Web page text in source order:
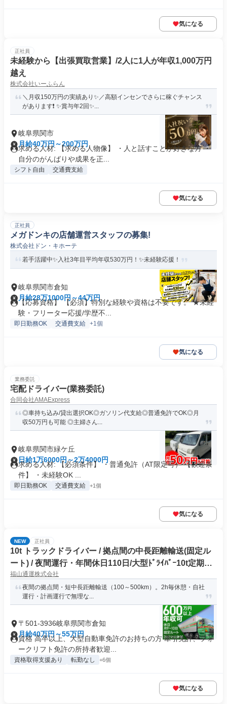
気になる
正社員
未経験から【出張買取営業】/2人に1人が年収1,000万円
越え
株式会社いーふらん
＼月収150万円の実績あり✨／高額インセンでさらに稼ぐチャンス
があります❗ ✨賞与年2回✨...
岐阜県関市
月給40万円～200万円
求める人材: 【求める人物像】 ・人と話すことが好きな方 ・
自分のがんばりや成果を正...
シフト自由 交通費支給
気になる
正社員
メガドンキの店舗運営スタッフの募集!
株式会社ドン・キホーテ
若手活躍中✨入社3年目平均年収530万円！✨未経験応援！
岐阜県関市倉知
月給28万1000円～44万円
【応募資格】 【必須】特別な経験や資格は不要です。 ★未経
験・フリーター応援/学歴不...
即日勤務OK 交通費支給 +1個
気になる
業務委託
宅配ドライバー(業務委託)
合同会社AMAExpress
◎車持ち込み/貸出選択OK◎ガソリン代支給◎普通免許でOK◎月
収50万円も可能 ◎主婦さん...
岐阜県関市緑ケ丘
日給1万6000円～2万4000円
求める人材: 【必須条件】 ・普通免許（AT限定可） 【歓迎条
件】 ・未経験OK ...
即日勤務OK 交通費支給 +1個
気になる
NEW 正社員
10t トラックドライバー / 拠点間の中長距離輸送(固定ル
ート) / 夜間運行・年間休日110日/大型ﾄﾞﾗｲﾊﾞｰ10t定期夜
間幹線便(正社員)
福山通運株式会社
夜間の拠点間・短中長距離輸送（100～500km）。2h毎休憩・自社
運行・計画運行で無理な...
〒501-3936岐阜県関市倉知
月給40万円～55万円
資格 高卒以上、大型自動車免許のお持ちの方 牽引免許、フォ
ークリフト免許の所持者歓迎...
資格取得支援あり 転勤なし +6個
気になる